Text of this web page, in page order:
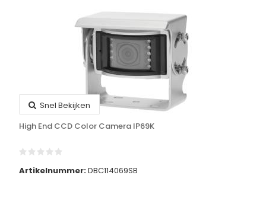
Snel Bekijken
High End CCD Color Camera IP69K
Artikelnummer:DBC114069SB